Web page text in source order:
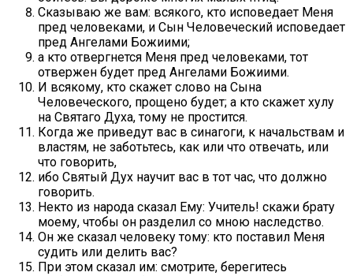
Сказываю же вам: всякого, кто исповедает Меня
пред человеками, и Сын Человеческий исповедает
пред Ангелами Божиими;
а кто отвергнется Меня пред человеками, тот
отвержен будет пред Ангелами Божиими.
И всякому, кто скажет слово на Сына
Человеческого, прощено будет; а кто скажет хулу
на Святаго Духа, тому не простится.
Когда же приведут вас в синагоги, к начальствам и
властям, не заботьтесь, как или что отвечать, или
что говорить,
ибо Святый Дух научит вас в тот час, что должно
говорить.
Некто из народа сказал Ему: Учитель! скажи брату
моему, чтобы он разделил со мною наследство.
Он же сказал человеку тому: кто поставил Меня
судить или делить вас?
При этом сказал им: смотрите, берегитесь